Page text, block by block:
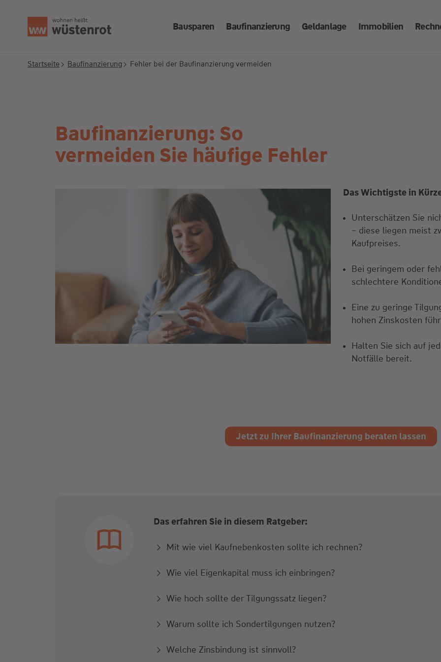
Bausparen
Baufinanzierung Geldanlage Immobilien
Startseite Baufinanzierung Fehler bei der Baufinanzierung vermeiden
Baufinanzierung: So
vermeiden Sie häufige Fehler
Das Wichtigste in
Unterschätzen Sie
– diese liegen meist
Kaufpreises.
Bei geringem oder
schlechtere
Eine zu geringe
hohen Zinskosten
Halten Sie sich auf
Notfälle bereit.
Jetzt zu Ihrer Baufinanzierung beraten lassen
Das erfahren Sie in diesem Ratgeber:
Mit wie viel Kaufnebenkosten sollte ich rechnen?
Wie viel Eigenkapital muss ich einbringen?
Wie hoch sollte der Tilgungssatz liegen?
Warum sollte ich Sondertilgungen nutzen?
Welche Zinsbindung ist sinnvoll?